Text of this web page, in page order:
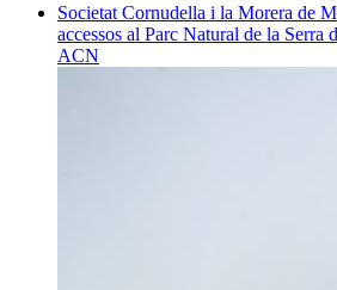
Societat Cornudella i la Morera de
accessos al Parc Natural de la Serra
ACN